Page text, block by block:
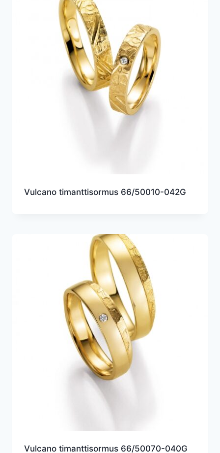
Vulcano timanttisormus 66/50010-042G
Vulcano timanttisormus 66/50070-040G